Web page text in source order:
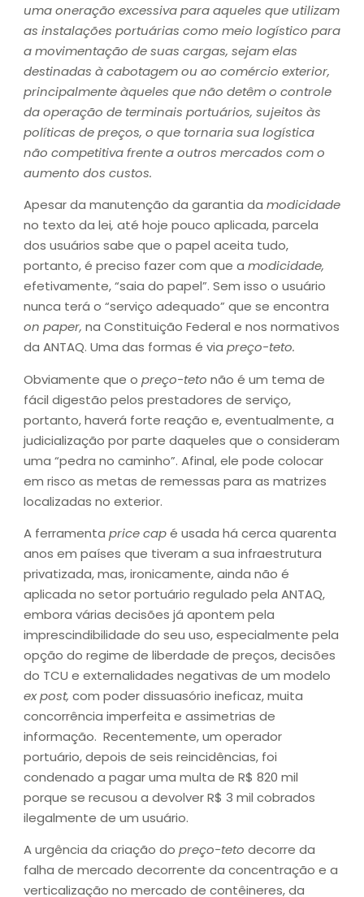
uma oneração excessiva para aqueles que utilizam
as instalações portuárias como meio logístico para
a movimentação de suas cargas, sejam elas
destinadas à cabotagem ou ao comércio exterior,
principalmente àqueles que não detêm o controle
da operação de terminais portuários, sujeitos às
políticas de preços, o que tornaria sua logística
não competitiva frente a outros mercados com o
aumento dos custos.
Apesar da manutenção da garantia da modicidade
no texto da lei, até hoje pouco aplicada, parcela
dos usuários sabe que o papel aceita tudo,
portanto, é preciso fazer com que a modicidade,
efetivamente, “saia do papel”. Sem isso o usuário
nunca terá o “serviço adequado” que se encontra
on paper, na Constituição Federal e nos normativos
da ANTAQ. Uma das formas é via preço-teto.
Obviamente que o preço-teto não é um tema de
fácil digestão pelos prestadores de serviço,
portanto, haverá forte reação e, eventualmente, a
judicialização por parte daqueles que o consideram
uma “pedra no caminho”. Afinal, ele pode colocar
em risco as metas de remessas para as matrizes
localizadas no exterior.
A ferramenta price capé usada há cerca quarenta
anos em países que tiveram a sua infraestrutura
privatizada, mas, ironicamente, ainda não é
aplicada no setor portuário regulado pela ANTAQ,
embora várias decisões já apontem pela
imprescindibilidade do seu uso, especialmente pela
opção do regime de liberdade de preços, decisões
do TCU e externalidades negativas de um modelo
ex post, com poder dissuasório ineficaz, muita
concorrência imperfeita e assimetrias de
informação. Recentemente, um operador
portuário, depois de seis reincidências, foi
condenado a pagar uma multa de R$ 820 mil
porque se recusou a devolver R$ 3 mil cobrados
ilegalmente de um usuário.
A urgência da criação do preço-teto decorre da
falha de mercado decorrente da concentração e a
verticalização no mercado de contêineres, da